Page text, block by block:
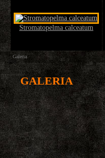
Stromatopelma calceatum
Galeria
GALERIA